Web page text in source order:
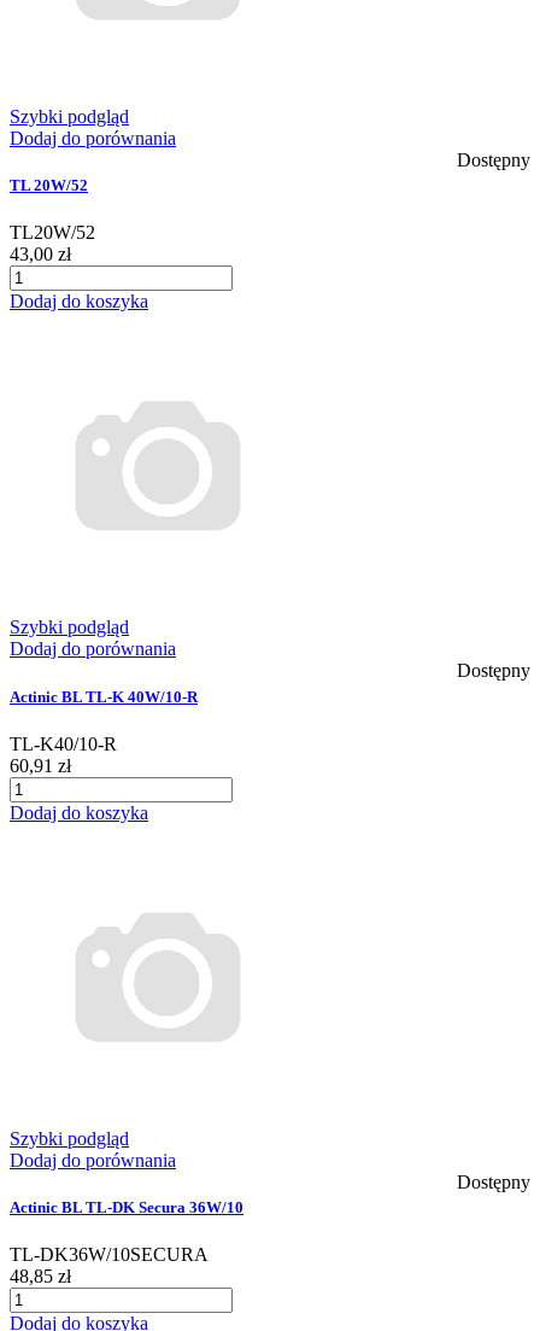
Szybki podgląd
Dodaj do porównania
Dostępny
TL 20W/52
TL20W/52
43,00 zł
Dodaj do koszyka
Szybki podgląd
Dodaj do porównania
Dostępny
Actinic BL TL-K 40W/10-R
TL-K40/10-R
60,91 zł
Dodaj do koszyka
Szybki podgląd
Dodaj do porównania
Dostępny
Actinic BL TL-DK Secura 36W/10
TL-DK36W/10SECURA
48,85 zł
Dodaj do koszyka